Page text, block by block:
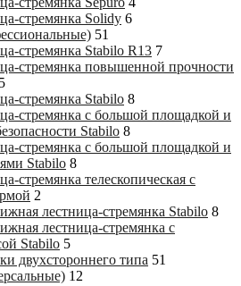
стремянка Solidy 6
51
стремянка Stabilo R13 7
стремянка повышенной прочности
5
стремянка Stabilo 8
стремянка с большой площадкой и
Stabilo 8
стремянка с большой площадкой и
Stabilo 8
стремянка телескопическая с
2
лестница-стремянка Stabilo 8
лестница-стремянка с
Stabilo 5
двухстороннего типа 51
12